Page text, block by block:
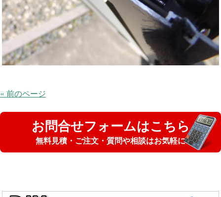
« 前のページ
お問合せフォームはこちら
無料見積・ご注文・質問や相談はお気軽に